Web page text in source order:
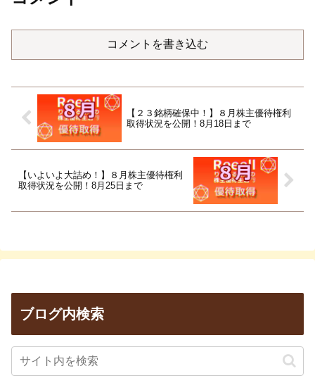
コメントを書き込む
【２３銘柄確保中！】８月株主優待権利
取得状況を公開！8月18日まで
【いよいよ大詰め！】８月株主優待権利
取得状況を公開！8月25日まで
ブログ内検索